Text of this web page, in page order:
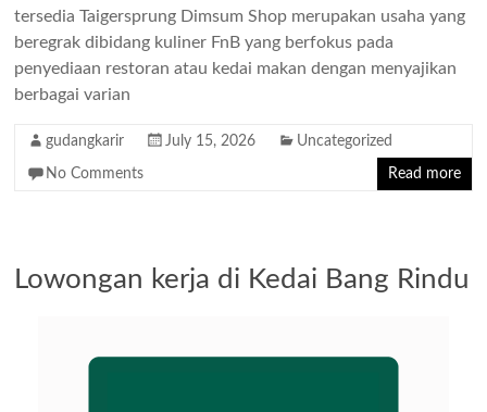
tersedia Taigersprung Dimsum Shop merupakan usaha yang
beregrak dibidang kuliner FnB yang berfokus pada
penyediaan restoran atau kedai makan dengan menyajikan
berbagai varian
gudangkarir July 15, 2026 Uncategorized
No Comments Read more
Lowongan kerja di Kedai Bang Rindu